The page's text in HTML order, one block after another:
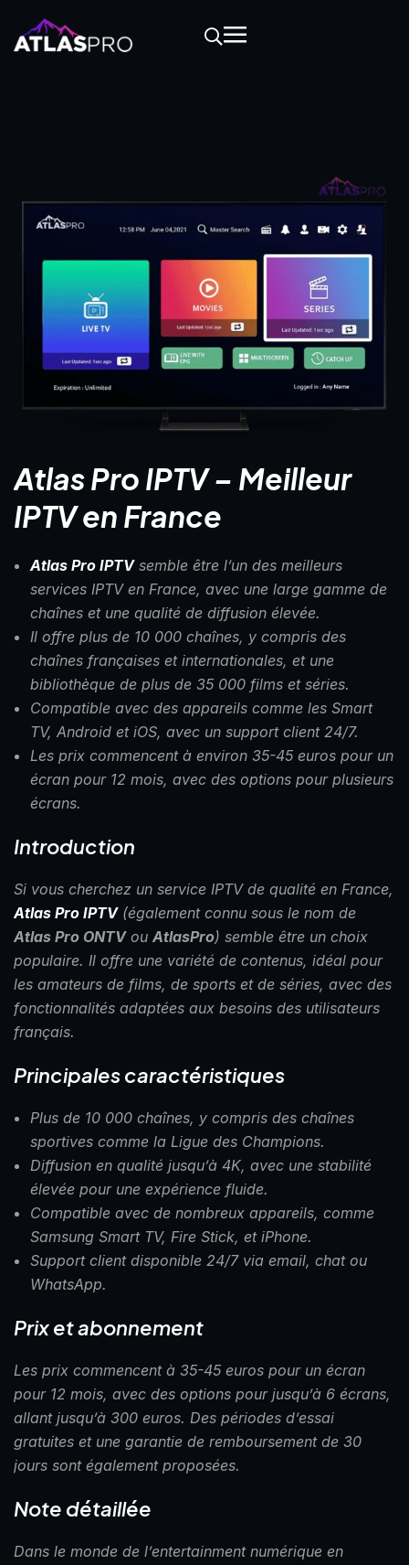
Atlas Pro IPTV – Meilleur
IPTV en France
Atlas Pro IPTVsemble être l’un des meilleurs
services IPTV en France, avec une large gamme de
chaînes et une qualité de diffusion élevée.
Il offre plus de 10 000 chaînes, y compris des
chaînes françaises et internationales, et une
bibliothèque de plus de 35 000 films et séries.
Compatible avec des appareils comme les Smart
TV, Android et iOS, avec un support client 24/7.
Les prix commencent à environ 35-45 euros pour un
écran pour 12 mois, avec des options pour plusieurs
écrans.
Introduction
Si vous cherchez un service IPTV de qualité en France,
Atlas Pro IPTV(également connu sous le nom de
Atlas Pro ONTVou AtlasPro) semble être un choix
populaire. Il offre une variété de contenus, idéal pour
les amateurs de films, de sports et de séries, avec des
fonctionnalités adaptées aux besoins des utilisateurs
français.
Principales caractéristiques
Plus de 10 000 chaînes, y compris des chaînes
sportives comme la Ligue des Champions.
Diffusion en qualité jusqu’à 4K, avec une stabilité
élevée pour une expérience fluide.
Compatible avec de nombreux appareils, comme
Samsung Smart TV, Fire Stick, et iPhone.
Support client disponible 24/7 via email, chat ou
WhatsApp.
Prix et abonnement
Les prix commencent à 35-45 euros pour un écran
pour 12 mois, avec des options pour jusqu’à 6 écrans,
allant jusqu’à 300 euros. Des périodes d’essai
gratuites et une garantie de remboursement de 30
jours sont également proposées.
Note détaillée
Dans le monde de l’entertainment numérique en